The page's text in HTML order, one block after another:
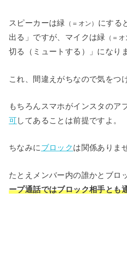
スピーカーは緑 （＝オン） にする
出る」ですが、マイクは緑
（＝オ
切る（ミュートする）」になり
これ、間違えがちなので気をつ
もちろんスマホがインスタのア
可してあることは前提ですよ。
ちなみに ブロックは関係ありま
たとえメンバー内の誰かとブロ
ープ通話ではブロック相手とも